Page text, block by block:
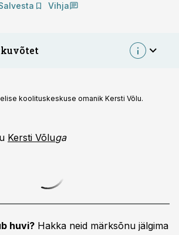
Vihja
koolituskeskuse omanik Kersti Võlu.
Kersti Võluga
huvi? Hakka neid märksõnu jälgima